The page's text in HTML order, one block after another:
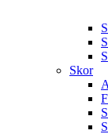
Skor